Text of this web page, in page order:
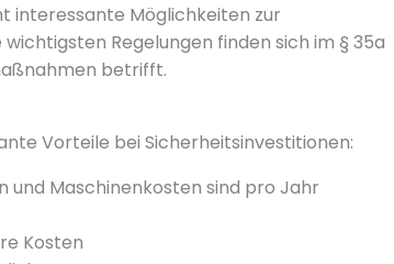
interessante Möglichkeiten zur
Regelungen finden sich im § 35a
betrifft.
Vorteile bei Sicherheitsinvestitionen:
und Maschinenkosten sind pro Jahr
Kosten